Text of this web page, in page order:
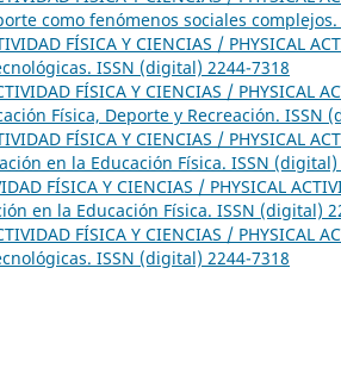
como fenómenos sociales
FÍSICA Y CIENCIAS / PHYSICAL
ISSN (digital) 2244-7318
FÍSICA Y CIENCIAS / PHYSICAL
Física, Deporte y Recreación. ISSN
FÍSICA Y CIENCIAS / PHYSICAL
en la Educación Física. ISSN (digital)
FÍSICA Y CIENCIAS / PHYSICAL
en la Educación Física. ISSN (digital)
FÍSICA Y CIENCIAS / PHYSICAL
ISSN (digital) 2244-7318